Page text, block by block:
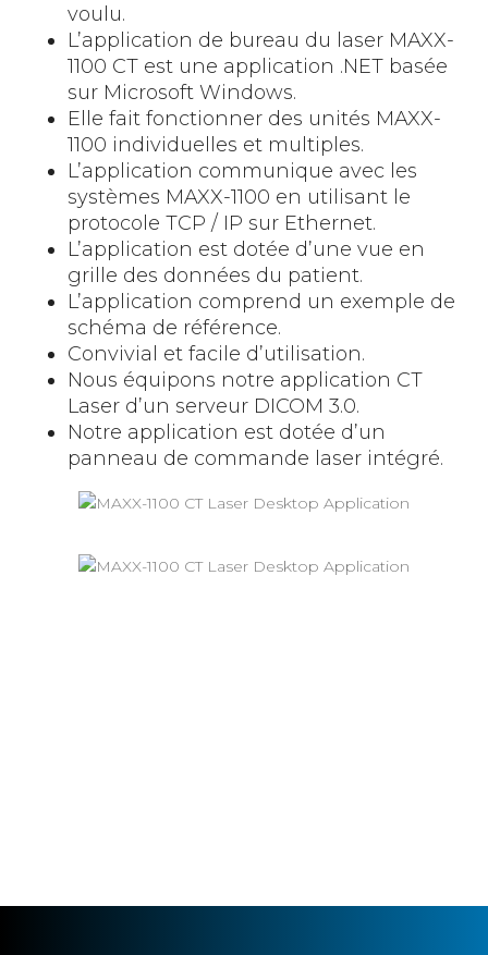
voulu.
L’application de bureau du laser MAXX-
1100 CT est une application .NET basée
sur Microsoft Windows.
Elle fait fonctionner des unités MAXX-
1100 individuelles et multiples.
L’application communique avec les
systèmes MAXX-1100 en utilisant le
protocole TCP / IP sur Ethernet.
L’application est dotée d’une vue en
grille des données du patient.
L’application comprend un exemple de
schéma de référence.
Convivial et facile d’utilisation.
Nous équipons notre application CT
Laser d’un serveur DICOM 3.0.
Notre application est dotée d’un
panneau de commande laser intégré.